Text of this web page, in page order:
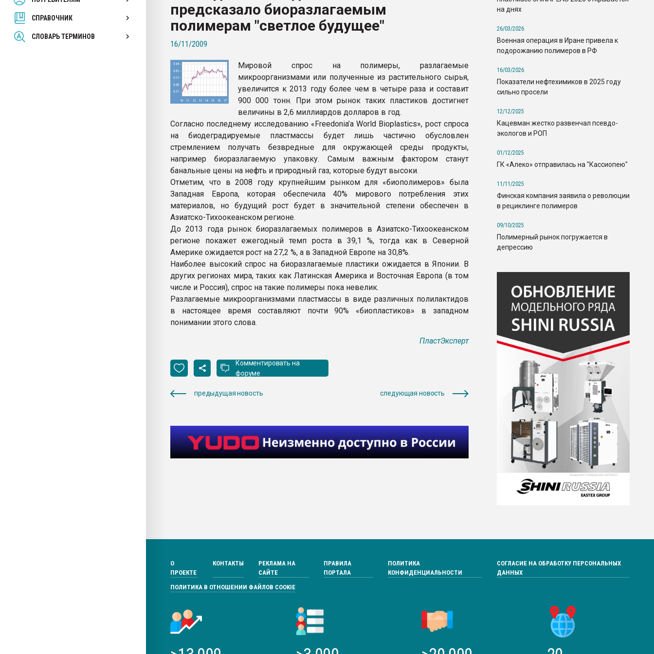
СПРАВОЧНИК
СЛОВАРЬ ТЕРМИНОВ
покупка, обмен
ПЕРЕЙТИ НА ФОРУМ
предсказало биоразлагаемым
полимерам "светлое будущее"
16/11/2009
Мировой спрос на полимеры, разлагаемые
микроорганизмами или полученные из растительного сырья,
увеличится к 2013 году более чем в четыре раза и составит
900 000 тонн. При этом рынок таких пластиков достигнет
величины в 2,6 миллиардов долларов в год.
Согласно последнему исследованию «Freedonia’a World Bioplastics», рост спроса
на биодеградируемые пластмассы будет лишь частично обусловлен
стремлением получать безвредные для окружающей среды продукты,
например биоразлагаемую упаковку. Самым важным фактором станут
банальные цены на нефть и природный газ, которые будут высоки.
Отметим, что в 2008 году крупнейшим рынком для «биополимеров» была
Западная Европа, которая обеспечила 40% мирового потребления этих
материалов, но будущий рост будет в значительной степени обеспечен в
Азиатско-Тихоокеанском регионе.
До 2013 года рынок биоразлагаемых полимеров в Азиатско-Тихоокеанском
регионе покажет ежегодный темп роста в 39,1 %, тогда как в Северной
Америке ожидается рост на 27,2 %, а в Западной Европе на 30,8%.
Наиболее высокий спрос на биоразлагаемые пластики ожидается в Японии. В
других регионах мира, таких как Латинская Америка и Восточная Европа (в том
числе и Россия), спрос на такие полимеры пока невелик.
Разлагаемые микроорганизмами пластмассы в виде различных полилактидов
в настоящее время составляют почти 90% «биопластиков» в западном
понимании этого слова.
ПластЭксперт
Комментировать на
форуме
предыдущая новость следующая новость
на днях
26/03/2026
Военная операция в Иране привела к
подорожанию полимеров в РФ
16/03/2026
Показатели нефтехимиков в 2025 году
сильно просели
12/12/2025
Кацевман жестко развенчал псевдо-
экологов и РОП
01/12/2025
ГК «Алеко» отправилась на "Кассиопею"
11/11/2025
Финская компания заявила о революции
в рециклинге полимеров
09/10/2025
Полимерный рынок погружается в
депрессию
О
ПРОЕКТЕ
КОНТАКТЫ
РЕКЛАМА НА
САЙТЕ
ПРАВИЛА
ПОРТАЛА
ПОЛИТИКА
КОНФИДЕНЦИАЛЬНОСТИ
СОГЛАСИЕ НА ОБРАБОТКУ ПЕРСОНАЛЬНЫХ
ДАННЫХ
ПОЛИТИКА В ОТНОШЕНИИ ФАЙЛОВ COOKIE